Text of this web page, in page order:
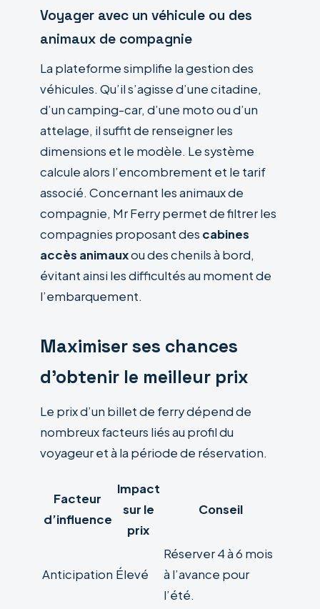
Voyager avec un véhicule ou des
animaux de compagnie
La plateforme simplifie la gestion des
véhicules. Qu’il s’agisse d’une citadine,
d’un camping-car, d’une moto ou d’un
attelage, il suffit de renseigner les
dimensions et le modèle. Le système
calcule alors l’encombrement et le tarif
associé. Concernant les animaux de
compagnie, Mr Ferry permet de filtrer les
compagnies proposant des cabines
accès animauxou des chenils à bord,
évitant ainsi les difficultés au moment de
l’embarquement.
Maximiser ses chances
d’obtenir le meilleur prix
Le prix d’un billet de ferry dépend de
nombreux facteurs liés au profil du
voyageur et à la période de réservation.
Facteur
d’influence
Impact
sur le
prix
Conseil
Anticipation Élevé
Réserver 4 à 6 mois
à l’avance pour
l’été.